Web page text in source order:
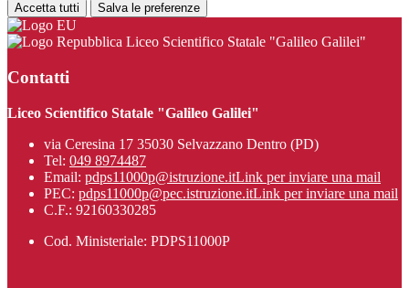
Accetta tutti Salva le preferenze
Liceo Scientifico Statale "Galileo Galilei"
Contatti
Liceo Scientifico Statale "Galileo Galilei"
via Ceresina 17 35030 Selvazzano Dentro (PD)
Tel: 049 8974487
Email: pdps11000p@istruzione.itLink per inviare una mail
PEC: pdps11000p@pec.istruzione.itLink per inviare una mail
C.F.: 92160330285
Cod. Ministeriale: PDPS11000P